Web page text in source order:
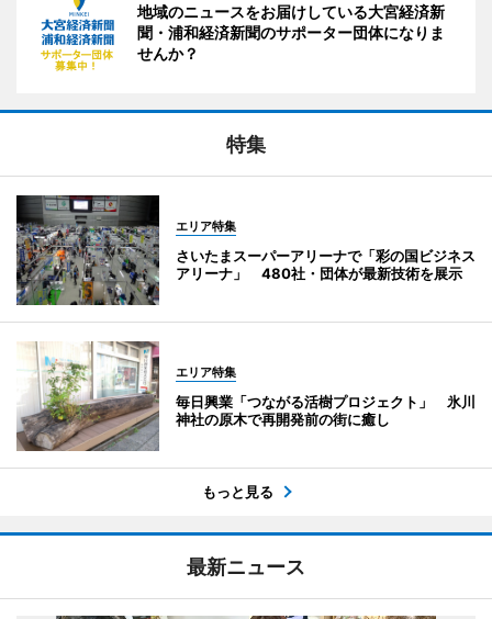
地域のニュースをお届けしている大宮経済新
聞・浦和経済新聞のサポーター団体になりま
せんか？
特集
エリア特集
さいたまスーパーアリーナで「彩の国ビジネス
アリーナ」 480社・団体が最新技術を展示
エリア特集
毎日興業「つながる活樹プロジェクト」 氷川
神社の原木で再開発前の街に癒し
もっと見る
最新ニュース